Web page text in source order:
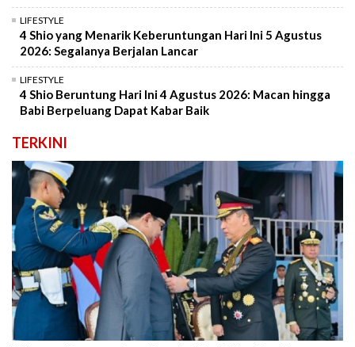
LIFESTYLE
4 Shio yang Menarik Keberuntungan Hari Ini 5 Agustus
2026: Segalanya Berjalan Lancar
LIFESTYLE
4 Shio Beruntung Hari Ini 4 Agustus 2026: Macan hingga
Babi Berpeluang Dapat Kabar Baik
TERKINI